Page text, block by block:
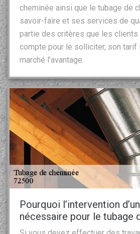
cheminée ainsi que le tubage de
savoir-faire et ses services de
partie des critères que les clients
compte pour le solliciter, son tarif
marché l’avantage.
Pourquoi l’intervention
nécessaire pour le tubage